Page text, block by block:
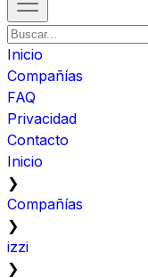
Inicio
Compañías
FAQ
Privacidad
Contacto
Inicio
❯
Compañías
❯
izzi
❯